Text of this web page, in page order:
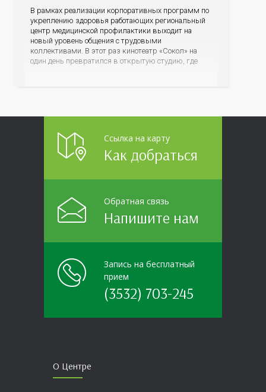
В рамках реализации корпоративных программ по
укреплению здоровья работающих региональный
центр медицинской профилактики выходит на
новый уровень общения с трудовыми
коллективами. В этот раз кинотеатр «Сокол» на
один день превратился в открытую студию, где
Ссылка на карту
Как добраться
Обратная связь
Напишите нам
Запись на бесплатный
прием
(3532) 703-245
О Центре